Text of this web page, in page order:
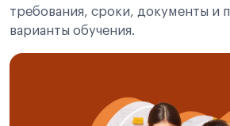
требования, сроки, документы и
варианты обучения.